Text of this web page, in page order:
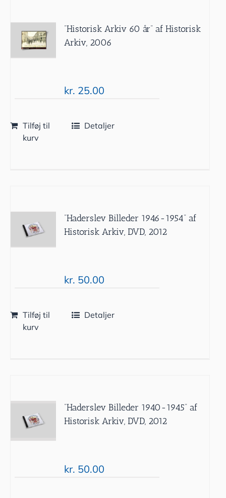
”Historisk Arkiv 60 år” af Historisk
Arkiv, 2006
kr. 25.00
Tilføj til
kurv
Detaljer
”Haderslev Billeder 1946-1954” af
Historisk Arkiv, DVD, 2012
kr. 50.00
Tilføj til
kurv
Detaljer
”Haderslev Billeder 1940-1945” af
Historisk Arkiv, DVD, 2012
kr. 50.00